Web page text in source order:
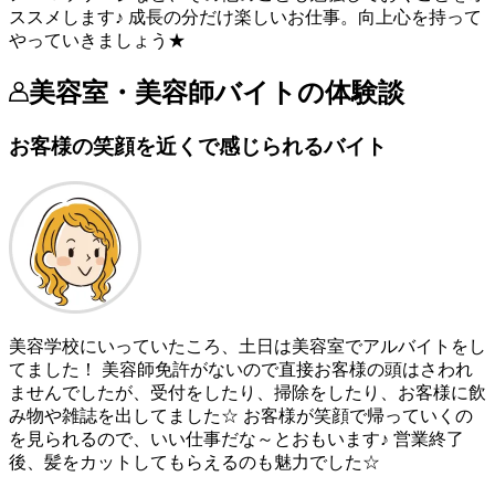
ススメします♪ 成長の分だけ楽しいお仕事。向上心を持って
やっていきましょう★
美容室・美容師バイトの体験談
お客様の笑顔を近くで感じられるバイト
美容学校にいっていたころ、土日は美容室でアルバイトをし
てました！ 美容師免許がないので直接お客様の頭はさわれ
ませんでしたが、受付をしたり、掃除をしたり、お客様に飲
み物や雑誌を出してました☆ お客様が笑顔で帰っていくの
を見られるので、いい仕事だな～とおもいます♪ 営業終了
後、髪をカットしてもらえるのも魅力でした☆